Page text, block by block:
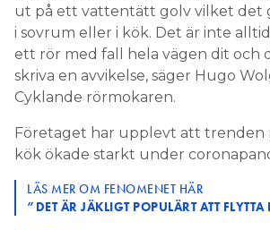
ut på ett vattentätt golv vilket det
i sovrum eller i kök. Det är inte
ett rör med fall hela vägen dit och
skriva en avvikelse, säger Hugo
Cyklande rörmokaren.
Företaget har upplevt att trenden
kök ökade starkt under
LÄS MER OM FENOMENET HÄR
”DET ÄR JÄKLIGT POPULÄRT ATT